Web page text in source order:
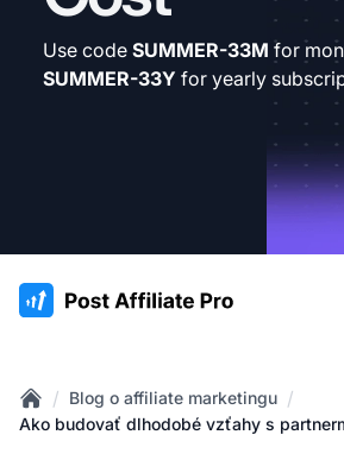
Use code SUMMER-33M for
SUMMER-33Y for yearly
:site.title
Home
/ Blog o affiliate marketingu /
Ako budovať dlhodobé vzťahy s